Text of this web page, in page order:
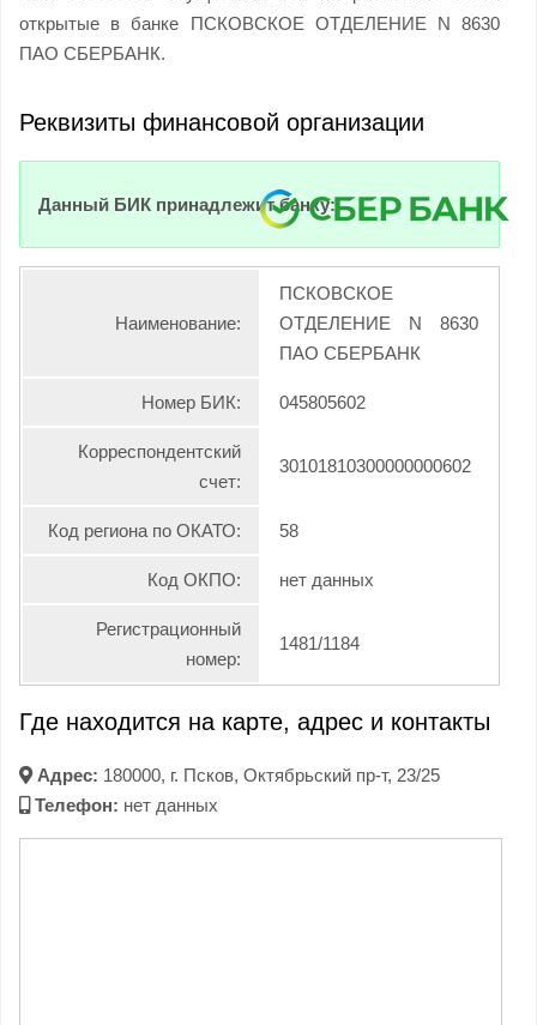
открытые в банке ПСКОВСКОЕ ОТДЕЛЕНИЕ N 8630
ПАО СБЕРБАНК.
Реквизиты финансовой организации
Данный БИК принадлежит банку:
Наименование:
ПСКОВСКОЕ
ОТДЕЛЕНИЕ N 8630
ПАО СБЕРБАНК
Номер БИК: 045805602
Корреспондентский
счет:
30101810300000000602
Код региона по ОКАТО: 58
Код ОКПО: нет данных
Регистрационный
номер:
1481/1184
Где находится на карте, адрес и контакты
Адрес: 180000, г. Псков, Октябрьский пр-т, 23/25
Телефон: нет данных